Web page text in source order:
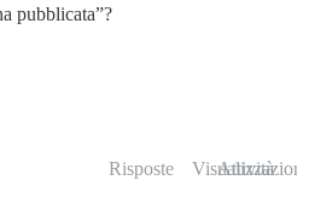
pubblicata”?
Risposte Visualizzazioni
Attività